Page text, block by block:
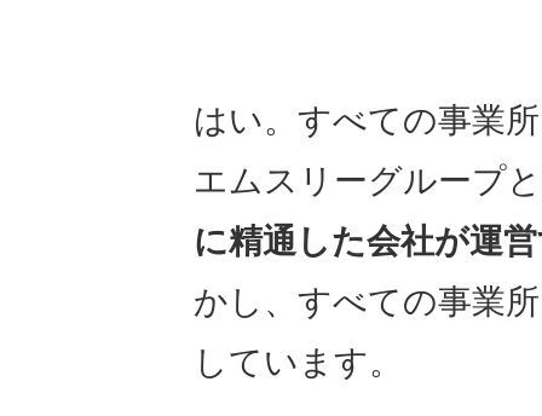
はい。すべての事業
エムスリーグループ
に精通した会社が運
かし、すべての事業
しています。